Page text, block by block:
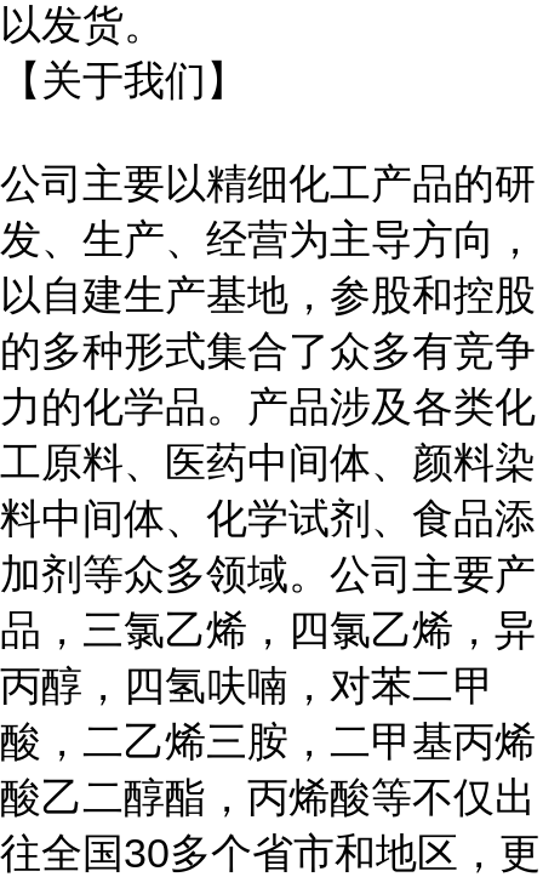
以发货。
【关于我们】
公司主要以精细化工产品的研
发、生产、经营为主导方向，
以自建生产基地，参股和控股
的多种形式集合了众多有竞争
力的化学品。产品涉及各类化
工原料、医药中间体、颜料染
料中间体、化学试剂、食品添
加剂等众多领域。公司主要产
品，三氯乙烯，四氯乙烯，异
丙醇，四氢呋喃，对苯二甲
酸，二乙烯三胺，二甲基丙烯
酸乙二醇酯，丙烯酸等不仅出
往全国30多个省市和地区，更